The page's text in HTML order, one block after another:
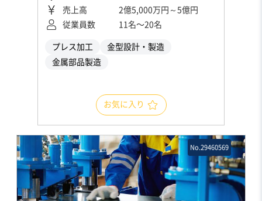
売上高
2億5,000万円～5億円
従業員数
11名〜20名
プレス加工
金型設計・製造
金属部品製造
お気に入り
No.29460569